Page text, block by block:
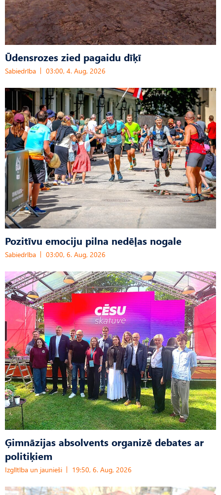
Ūdensrozes zied pagaidu dīķī
Sabiedrība 03:00, 4. Aug, 2026
Pozitīvu emociju pilna nedēļas nogale
Sabiedrība 03:00, 6. Aug, 2026
Ģimnāzijas absolvents organizē debates ar
politiķiem
Izglītība un jaunieši 19:50, 6. Aug, 2026